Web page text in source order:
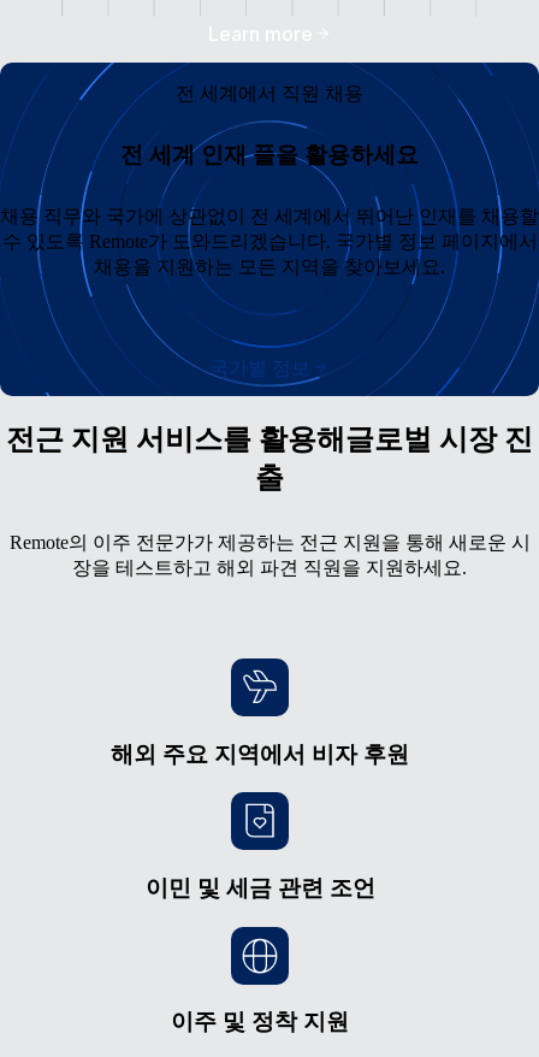
Learn more
전 세계에서 직원 채용
전 세계 인재 풀을 활용하세요
채용 직무와 국가에 상관없이 전 세계에서 뛰어난 인재를 채용할
수 있도록 Remote가 도와드리겠습니다. 국가별 정보 페이지에서
채용을 지원하는 모든 지역을 찾아보세요.
국가별 정보
전근 지원 서비스를 활용해글로벌 시장 진
출
Remote의 이주 전문가가 제공하는 전근 지원을 통해 새로운 시
장을 테스트하고 해외 파견 직원을 지원하세요.
해외 주요 지역에서 비자 후원
이민 및 세금 관련 조언
이주 및 정착 지원